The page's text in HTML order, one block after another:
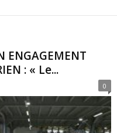
ENGAGEMENT
: « Le...
0